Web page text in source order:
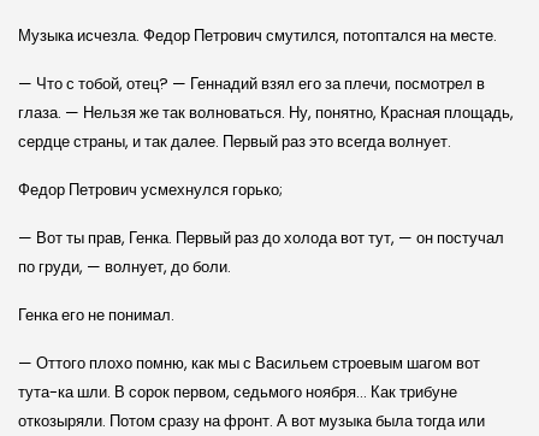
Музыка исчезла. Федор Петрович смутился, потоптался на месте.
— Что с тобой, отец? — Геннадий взял его за плечи, посмотрел в
глаза. — Нельзя же так волноваться. Ну, понятно, Красная площадь,
сердце страны, и так далее. Первый раз это всегда волнует.
Федор Петрович усмехнулся горько;
— Вот ты прав, Генка. Первый раз до холода вот тут, — он постучал
по груди, — волнует, до боли.
Генка его не понимал.
— Оттого плохо помню, как мы с Васильем строевым шагом вот
тута-ка шли. В сорок первом, седьмого ноября… Как трибуне
откозыряли. Потом сразу на фронт. А вот музыка была тогда или